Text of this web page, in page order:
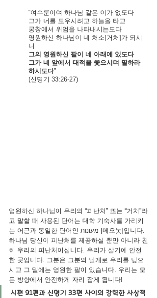
“여수룬이여 하나님 같은 이가 없도다
그가 너를 도우시려고 하늘을 타고
궁창에서 위엄을 나타내시는도다
영원하신 하나님이 네 처소[거처]가 되시
니
그의 영원하신 팔이 네 아래에 있도다
그가 네 앞에서 대적을 쫓으시며 멸하라
하시도다”
(신명기 33:26-27)
영원하신 하나님이 우리의 “피난처” 또는 “거처”라
고 말할 때 사용된 단어는 대학 기숙사를 가리키
는 어근과 동일한 단어인 מעונות [메오놋]입니다.
하나님 당신이 피난처를 제공하실 뿐만 아니라 친
히 우리의 피난처이십니다. 우리가 살기에 안전
한 곳입니다. 그분은 그분의 날개로 우리를 덮으
시고 그 밑에는 영원한 팔이 있습니다. 우리는 모
든 방향에서 안전하게 자리 잡게 됩니다!
시편 91편과 신명기 33편 사이의 강력한 사상적